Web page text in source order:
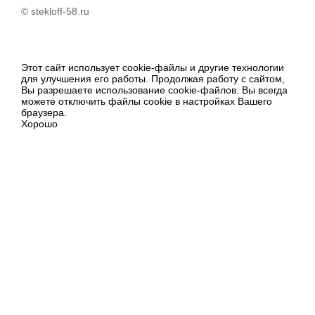
© stekloff-58.ru
Этот сайт использует cookie-файлы и другие технологии
для улучшения его работы. Продолжая работу с сайтом,
Вы разрешаете использование cookie-файлов. Вы всегда
можете отключить файлы cookie в настройках Вашего
браузера.
Хорошо